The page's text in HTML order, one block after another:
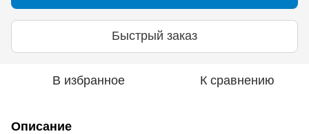
Быстрый заказ
В избранное К сравнению
Описание